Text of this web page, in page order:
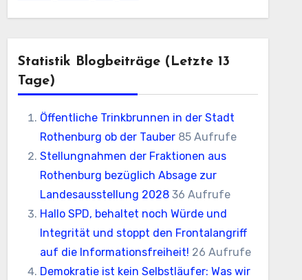
Statistik Blogbeiträge (letzte 13
Tage)
Öffentliche Trinkbrunnen in der Stadt
Rothenburg ob der Tauber 85 Aufrufe
Stellungnahmen der Fraktionen aus
Rothenburg bezüglich Absage zur
Landesausstellung 2028 36 Aufrufe
Hallo SPD, behaltet noch Würde und
Integrität und stoppt den Frontalangriff
auf die Informationsfreiheit! 26 Aufrufe
Demokratie ist kein Selbstläufer: Was wir